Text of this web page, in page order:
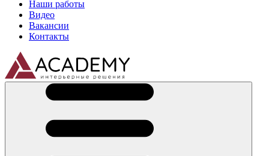
Наши работы
Видео
Вакансии
Контакты